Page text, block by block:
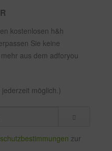
kostenlosen h&h
Sie keine
aus dem adforyou
möglich.)
zur